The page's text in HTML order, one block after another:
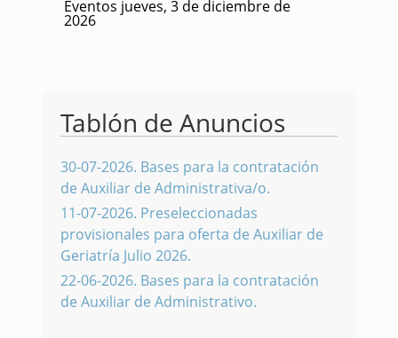
Eventos jueves, 3 de diciembre de
2026
Tablón de Anuncios
30-07-2026. Bases para la contratación
de Auxiliar de Administrativa/o.
11-07-2026. Preseleccionadas
provisionales para oferta de Auxiliar de
Geriatría Julio 2026.
22-06-2026. Bases para la contratación
de Auxiliar de Administrativo.